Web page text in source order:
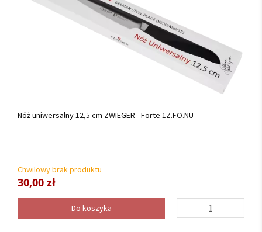
Nóż uniwersalny 12,5 cm ZWIEGER - Forte 1Z.FO.NU
Chwilowy brak produktu
30,00 zł
Do koszyka